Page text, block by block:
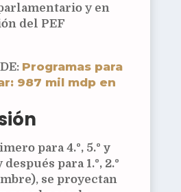
y en
del PEF
Programas para
987 mil mdp en
para 4.º, 5.º y
después para 1.º, 2.º
se proyectan